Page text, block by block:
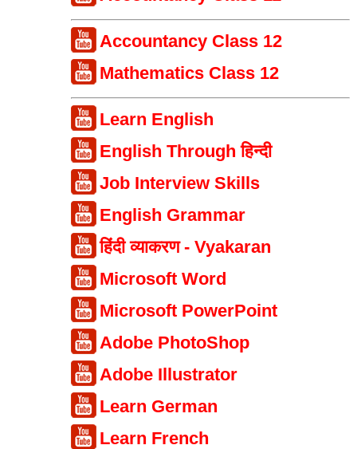
Accountancy Class 12
Mathematics Class 12
Learn English
English Through हिन्दी
Job Interview Skills
English Grammar
हिंदी व्याकरण - Vyakaran
Microsoft Word
Microsoft PowerPoint
Adobe PhotoShop
Adobe Illustrator
Learn German
Learn French